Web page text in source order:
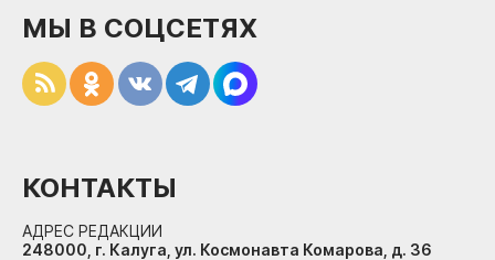
МЫ В СОЦСЕТЯХ
КОНТАКТЫ
АДРЕС РЕДАКЦИИ
248000, г. Калуга, ул. Космонавта Комарова, д. 36